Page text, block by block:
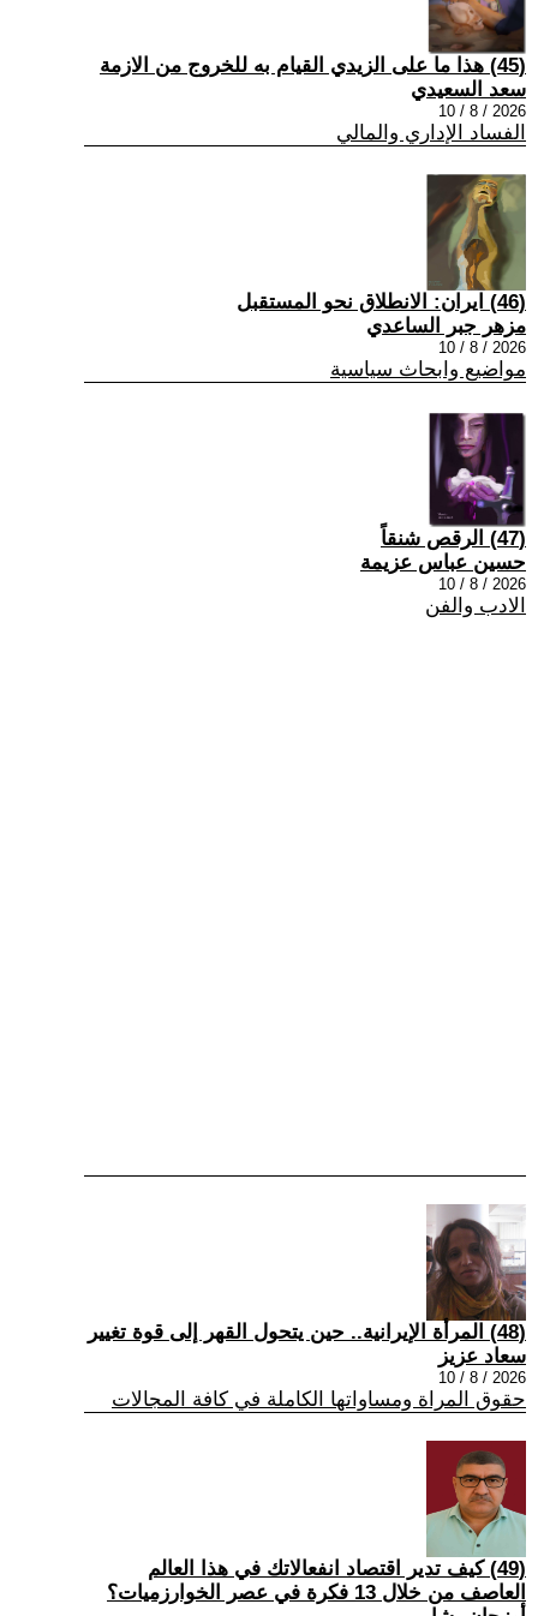
(45) هذا ما على الزيدي القيام به للخروج من الازمة
سعد السعيدي
2026 / 8 / 10
الفساد الإداري والمالي
(46) ايران: الانطلاق نحو المستقبل
مزهر جبر الساعدي
2026 / 8 / 10
مواضيع وابحاث سياسية
(47) الرقص شنقاً
حسين عباس عزيمة
2026 / 8 / 10
الادب والفن
(48) المرأة الإيرانية.. حين يتحول القهر إلى قوة تغيير
سعاد عزيز
2026 / 8 / 10
حقوق المراة ومساواتها الكاملة في كافة المجالات
(49) كيف تدير اقتصاد انفعالاتك في هذا العالم
العاصف من خلال 13 فكرة في عصر الخوارزميات؟